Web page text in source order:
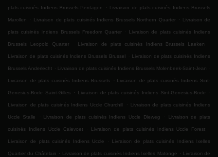
plats cuisinés Indiens Brussels Pentagon . Livraison de plats cuisinés Indiens Brussels
Marollen . Livraison de plats cuisinés Indiens Brussels Northern Quarter . Livraison de
plats cuisinés Indiens Brussels Freedom Quarter . Livraison de plats cuisinés Indiens
Brussels Leopold Quarter . Livraison de plats cuisinés Indiens Brussels Laeken .
Livraison de plats cuisinés Indiens Brussels Brussel . Livraison de plats cuisinés Indiens
Brussels Anderlecht . Livraison de plats cuisinés Indiens Brussels Molenbeek-Saint-Jean .
Livraison de plats cuisinés Indiens Brussels . Livraison de plats cuisinés Indiens Sint-
Genesius-Rode Saint-Gilles . Livraison de plats cuisinés Indiens Sint-Genesius-Rode .
Livraison de plats cuisinés Indiens Uccle Churchill . Livraison de plats cuisinés Indiens
Uccle Stalle . Livraison de plats cuisinés Indiens Uccle Dieweg . Livraison de plats
cuisinés Indiens Uccle Calevoet . Livraison de plats cuisinés Indiens Uccle Forest .
Livraison de plats cuisinés Indiens Uccle . Livraison de plats cuisinés Indiens Ixelles
Quartier du Châtelain . Livraison de plats cuisinés Indiens Ixelles Matonge . Livraison de